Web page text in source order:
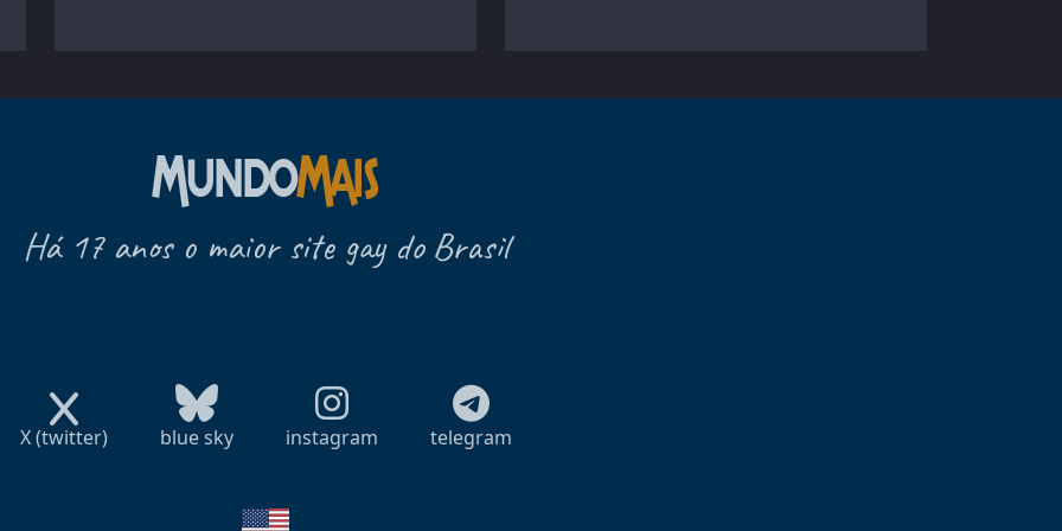
Há 17 anos o maior site gay do Brasil
X (twitter) blue sky instagram telegram